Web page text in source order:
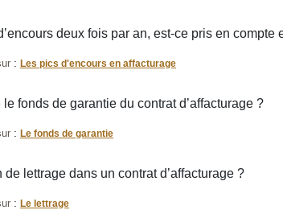
deux fois par an, est-ce pris en
: Les pics d'encours en affacturage
fonds de garantie du contrat d’affacturage ?
: Le fonds de garantie
de lettrage dans un contrat d’affacturage ?
: Le lettrage